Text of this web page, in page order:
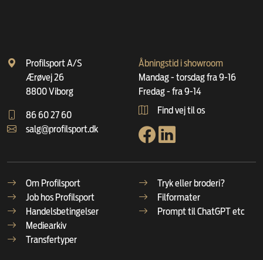
Profilsport A/S
Ærøvej 26
8800 Viborg
86 60 27 60
salg@profilsport.dk
Åbningstid i showroom
Mandag - torsdag fra 9-16
Fredag - fra 9-14
Find vej til os
Om Profilsport
Job hos Profilsport
Handelsbetingelser
Mediearkiv
Transfertyper
Tryk eller broderi?
Filformater
Prompt til ChatGPT etc